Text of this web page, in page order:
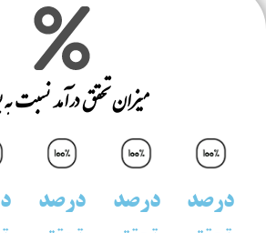
میزان تحقق درآمد نسبت به بودجه
درصد
درصد
درصد